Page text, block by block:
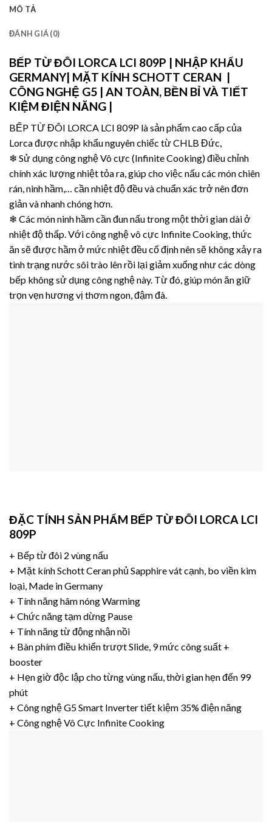
MÔ TẢ
ĐÁNH GIÁ (0)
BẾP TỪ ĐÔI LORCA LCI 809P | NHẬP KHẨU
GERMANY| MẶT KÍNH SCHOTT CERAN |
CÔNG NGHỆ G5 | AN TOÀN, BỀN BỈ VÀ TIẾT
KIỆM ĐIỆN NĂNG |
BẾP TỪ ĐÔI LORCA LCI 809P là sản phẩm cao cấp của
Lorca được nhập khẩu nguyên chiếc từ CHLB Đức,
❄ Sử dụng công nghệ Vô cực (Infinite Cooking) điều chỉnh
chính xác lượng nhiệt tỏa ra, giúp cho việc nấu các món chiên
rán, ninh hầm,… cần nhiệt độ đều và chuẩn xác trở nên đơn
giản và nhanh chóng hơn.
❄ Các món ninh hầm cần đun nấu trong một thời gian dài ở
nhiệt độ thấp. Với công nghệ vô cực Infinite Cooking, thức
ăn sẽ được hầm ở mức nhiệt đều cố định nên sẽ không xảy ra
tình trạng nước sôi trào lên rồi lại giảm xuống như các dòng
bếp không sử dụng công nghệ này. Từ đó, giúp món ăn giữ
trọn vẹn hương vị thơm ngon, đậm đà.
ĐẶC TÍNH SẢN PHẨM BẾP TỪ ĐÔI LORCA LCI
809P
+ Bếp từ đôi 2 vùng nấu
+ Mặt kính Schott Ceran phủ Sapphire vát cạnh, bo viền kim
loại, Made in Germany
+ Tính năng hâm nóng Warming
+ Chức năng tạm dừng Pause
+ Tính năng từ động nhận nồi
+ Bàn phím điều khiển trượt Slide, 9 mức công suất +
booster
+ Hẹn giờ độc lập cho từng vùng nấu, thời gian hẹn đến 99
phút
+ Công nghệ G5 Smart Inverter tiết kiệm 35% điện năng
+ Công nghệ Vô Cực Infinite Cooking